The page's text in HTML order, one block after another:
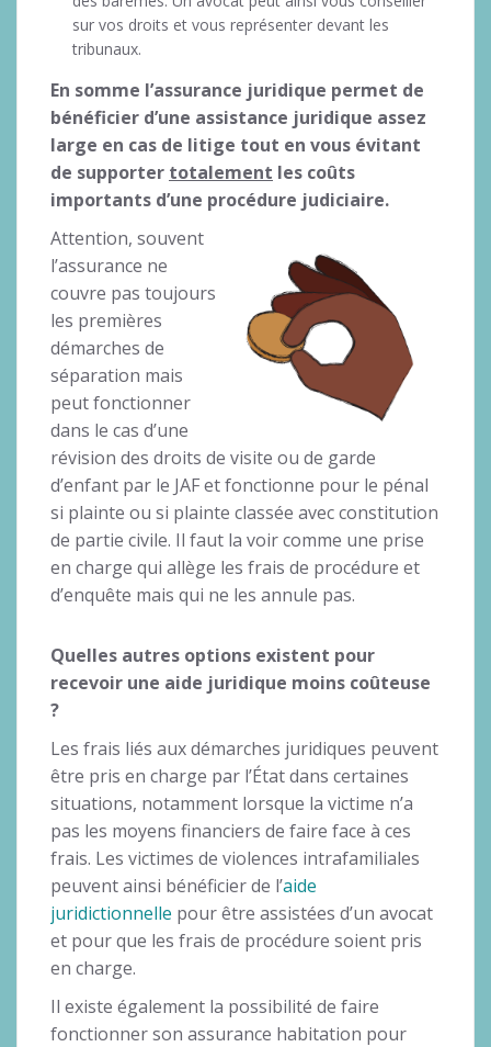
sur vos droits et vous représenter devant les
tribunaux.
En somme l’assurance juridique permet de
bénéficier d’une assistance juridique assez
large en cas de litige tout en vous évitant
de supporter totalement les coûts
importants d’une procédure judiciaire.
Attention, souvent
l’assurance ne
couvre pas toujours
les premières
démarches de
séparation mais
peut fonctionner
dans le cas d’une
révision des droits de visite ou de garde
d’enfant par le JAF et fonctionne pour le pénal
si plainte ou si plainte classée avec constitution
de partie civile. Il faut la voir comme une prise
en charge qui allège les frais de procédure et
d’enquête mais qui ne les annule pas.
Quelles autres options existent pour
recevoir une aide juridique moins coûteuse
?
Les frais liés aux démarches juridiques peuvent
être pris en charge par l’État dans certaines
situations, notamment lorsque la victime n’a
pas les moyens financiers de faire face à ces
frais. Les victimes de violences intrafamiliales
peuvent ainsi bénéficier de l’aide
juridictionnelle pour être assistées d’un avocat
et pour que les frais de procédure soient pris
en charge.
Il existe également la possibilité de faire
fonctionner son assurance habitation pour